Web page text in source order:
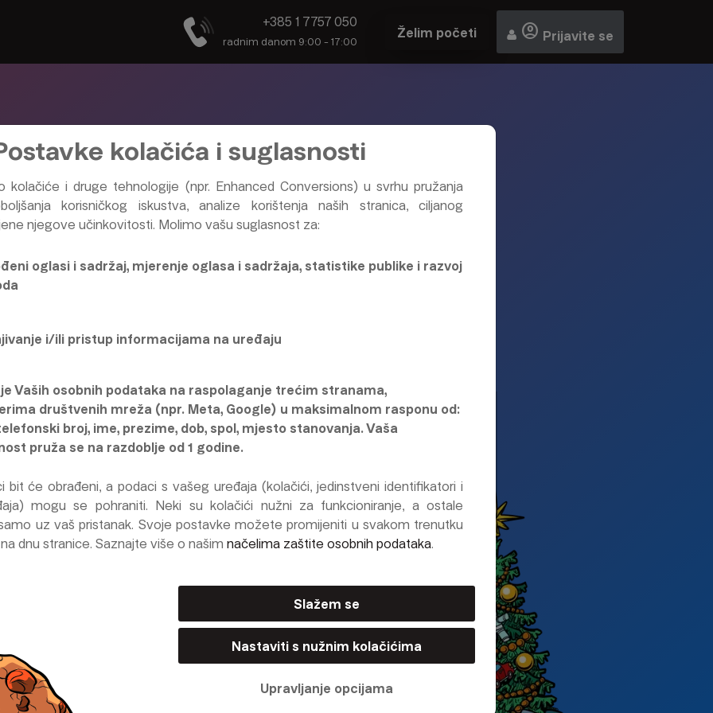
+385 1 7757 050
radnim danom 9:00 - 17:00
Želim početi account_circle Prijavite se
MOŽETE ZARADITI
SVOJE CILJEVE?
Prihvatite izazov i već danas napravite korak
za sigurniju i bolju budućnost koji odlažete već predugo!
želite mjesečno ulagati?
100 €
Nastaviti
kolačića i suglasnosti
kolačiće i druge tehnologije (npr. Enhanced Conversions) u svrhu pružanja
korisničkog iskustva, analize korištenja naših stranica, ciljanog
njegove učinkovitosti. Molimo vašu suglasnost za:
oglasi i sadržaj, mjerenje oglasa i sadržaja, statistike publike i razvoj
i/ili pristup informacijama na uređaju
Vaših osobnih podataka na raspolaganje trećim stranama,
društvenih mreža (npr. Meta, Google) u maksimalnom rasponu od:
broj, ime, prezime, dob, spol, mjesto stanovanja. Vaša
pruža se na razdoblje od 1 godine.
bit će obrađeni, a podaci s vašeg uređaja (kolačići, jedinstveni identifikatori i
mogu se pohraniti. Neki su kolačići nužni za funkcioniranje, a ostale
uz vaš pristanak. Svoje postavke možete promijeniti u svakom trenutku
dnu stranice. Saznajte više o našim načelima zaštite osobnih podataka.
Slažem se
Nastaviti s nužnim kolačićima
Upravljanje opcijama